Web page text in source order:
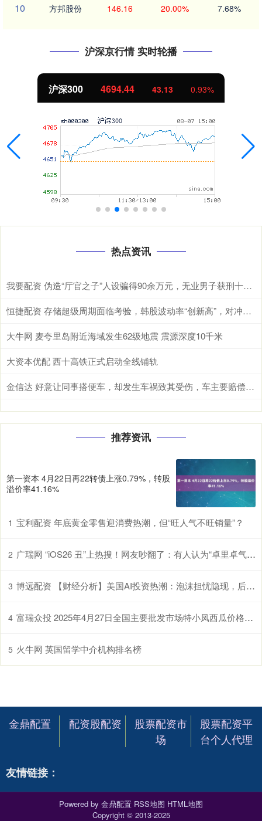
10 方邦股份 146.16 20.00% 7.68%
沪深京行情 实时轮播
北证50 1134.24 11.37
热点资讯
我要配资 伪造“厅官之子”人设骗得90余万元，无业男子获刑十年六个月
恒捷配资 存储超级周期面临考验，韩股波动率“创新高”，对冲成本急升
大牛网 麦夸里岛附近海域发生62级地震 震源深度10千米
大资本优配 西十高铁正式启动全线铺轨
金信达 好意让同事搭便车，却发生车祸致其受伤，车主要赔偿吗？
推荐资讯
第一资本 4月22日再22转债上涨0.79%，转股
溢价率41.16%
1 宝利配资 年底黄金零售迎消费热潮，但“旺人气不旺销量”？
2 广瑞网 “iOS26 丑”上热搜！网友吵翻了：有人认为“卓里卓气” 有人说“立体照片”好玩！
3 博远配资 【财经分析】美国AI投资热潮：泡沫担忧隐现，后市怎么走？
4 富瑞众投 2025年4月27日全国主要批发市场特小凤西瓜价格行情
5 火牛网 英国留学中介机构排名榜
金鼎配置 配资股配资
股票配资市
场
股票配资平
台个人代理
友情链接：
Powered by 金鼎配置 RSS地图 HTML地图
Copyright © 2013-2025